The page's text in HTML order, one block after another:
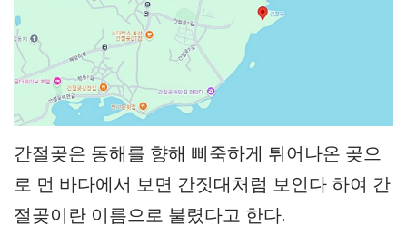
간절곶은 동해를 향해 삐죽하게 튀어나온 곶으
로 먼 바다에서 보면 간짓대처럼 보인다 하여 간
절곶이란 이름으로 불렸다고 한다.